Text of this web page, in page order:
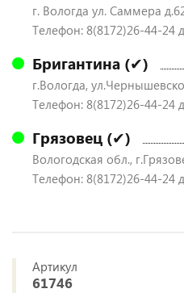
г. Вологда ул. Саммера
Телефон: 8(8172)26-44-24
Бригантина (✔)
г.Вологда,
Телефон: 8(8172)26-44-24
Грязовец (✔)
Вологодская обл.,
Телефон: 8(8172)26-44-24
Артикул
61746